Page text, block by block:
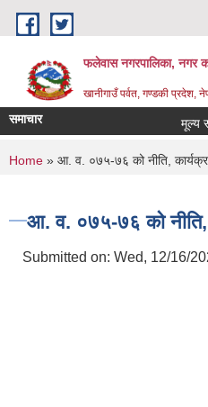
Skip to main content
फलेवास नगरपालिका, नगर
खानीगाउँ पर्वत, गण्डकी प्रदेश,
समाचार मूल्य
You are here
Home » आ. व. ०७५-७६ को नीति,
आ. व. ०७५-७६ को
Submitted on: Wed, 12/16/